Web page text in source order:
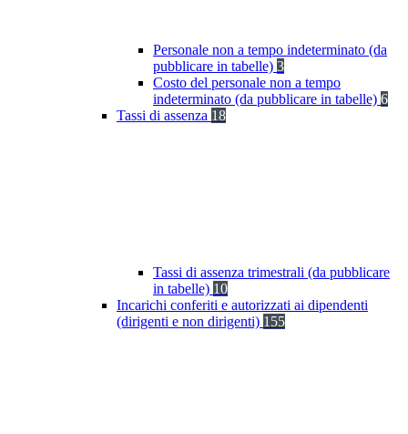
Personale non a tempo indeterminato (da
pubblicare in tabelle) 3
Costo del personale non a tempo
indeterminato (da pubblicare in tabelle) 6
Tassi di assenza 18
Tassi di assenza trimestrali (da pubblicare
in tabelle) 10
Incarichi conferiti e autorizzati ai dipendenti
(dirigenti e non dirigenti) 155